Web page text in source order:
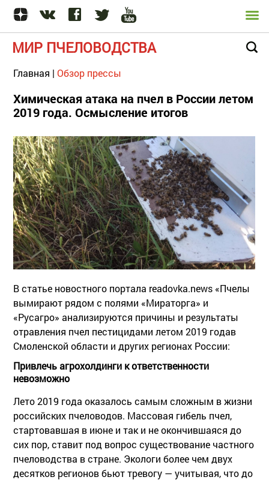
МИР ПЧЕЛОВОДСТВА
Главная | Обзор прессы
Химическая атака на пчел в России летом
2019 года. Осмысление итогов
В статье новостного портала readovka.news «Пчелы
вымирают рядом с полями «Мираторга» и
«Русагро» анализируются причины и результаты
отравления пчел пестицидами летом 2019 годав
Смоленской области и других регионах России:
Привлечь агрохолдинги к ответственности
невозможно
Лето 2019 года оказалось самым сложным в жизни
российских пчеловодов. Массовая гибель пчел,
стартовавшая в июне и так и не окончившаяся до
сих пор, ставит под вопрос существование частного
пчеловодства в стране. Экологи более чем двух
десятков регионов бьют тревогу — учитывая, что до